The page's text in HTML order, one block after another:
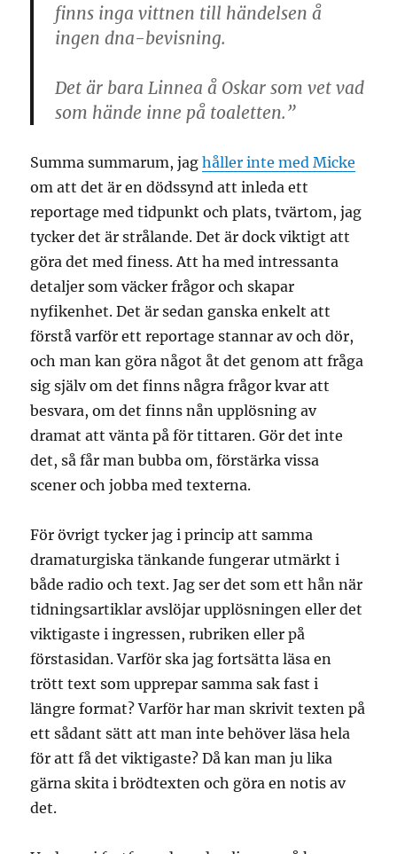
finns inga vittnen till händelsen å
ingen dna-bevisning.
Det är bara Linnea å Oskar som vet vad
som hände inne på toaletten.”
Summa summarum, jaghåller inte med Micke
om att det är en dödssynd att inleda ett
reportage med tidpunkt och plats, tvärtom, jag
tycker det är strålande. Det är dock viktigt att
göra det med finess. Att ha med intressanta
detaljer som väcker frågor och skapar
nyfikenhet. Det är sedan ganska enkelt att
förstå varför ett reportage stannar av och dör,
och man kan göra något åt det genom att fråga
sig själv om det finns några frågor kvar att
besvara, om det finns nån upplösning av
dramat att vänta på för tittaren. Gör det inte
det, så får man bubba om, förstärka vissa
scener och jobba med texterna.
För övrigt tycker jag i princip att samma
dramaturgiska tänkande fungerar utmärkt i
både radio och text. Jag ser det som ett hån när
tidningsartiklar avslöjar upplösningen eller det
viktigaste i ingressen, rubriken eller på
förstasidan. Varför ska jag fortsätta läsa en
trött text som upprepar samma sak fast i
längre format? Varför har man skrivit texten på
ett sådant sätt att man inte behöver läsa hela
för att få det viktigaste? Då kan man ju lika
gärna skita i brödtexten och göra en notis av
det.